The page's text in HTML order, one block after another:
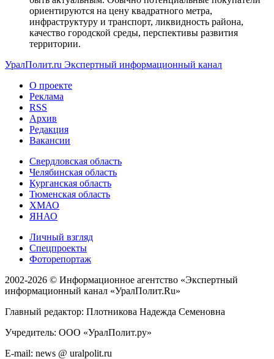
ориентируются на цену квадратного метра,
инфраструктуру и транспорт, ликвидность района,
качество городской среды, перспективы развития
территории.
УралПолит.ru Экспертный информационный канал
О проекте
Реклама
RSS
Архив
Редакция
Вакансии
Свердловская область
Челябинская область
Курганская область
Тюменская область
ХМАО
ЯНАО
Личный взгляд
Спецпроекты
Фоторепортаж
2002-2026 © Информационное агентство «Экспертный
информационный канал «УралПолит.Ru»
Главный редактор: Плотникова Надежда Семеновна
Учредитель: ООО «УралПолит.ру»
E-mail: news @ uralpolit.ru